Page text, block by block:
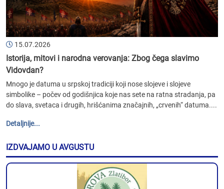
15.07.2026
Istorija, mitovi i narodna verovanja: Zbog čega slavimo
Vidovdan?
Mnogo je datuma u srpskoj tradiciji koji nose slojeve i slojeve
simbolike – počev od godišnjica koje nas sete na ratna stradanja, pa
do slava, svetaca i drugih, hrišćanima značajnih, „crvenih“ datuma....
Detaljnije...
IZDVAJAMO U AVGUSTU